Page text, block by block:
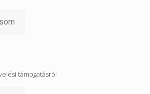
támogatásról